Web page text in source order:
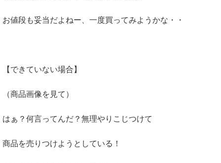
お値段も妥当だよねー、一度買ってみようかな・・
【できていない場合】
（商品画像を見て）
はぁ？何言ってんだ？無理やりこじつけて
商品を売りつけようとしている！